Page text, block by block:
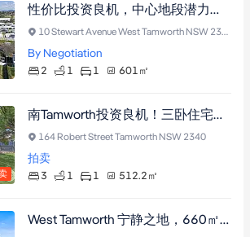
性价比投资良机，中心地段潜力无限，临近Taminda，学校及交通，601㎡地块，带后院，租金收益稳定。
10 Stewart Avenue West Tamworth NSW 2340
By Negotiation
2 1 1 601 ㎡
南Tamworth投资良机！三卧住宅现租$390/周至2026年5月，512平米地块即享稳定收益
164 Robert Street Tamworth NSW 2340
拍卖
3 1 1 512.2 ㎡
West Tamworth 宁静之地，660㎡三房焕新住宅，首置或投资优选